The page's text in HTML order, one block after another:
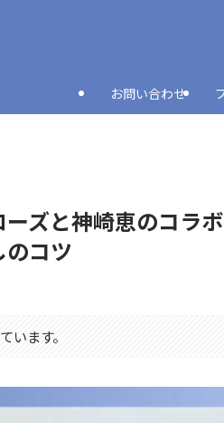
お問い合わせ
ズと神崎恵のコラ
コツ
います。